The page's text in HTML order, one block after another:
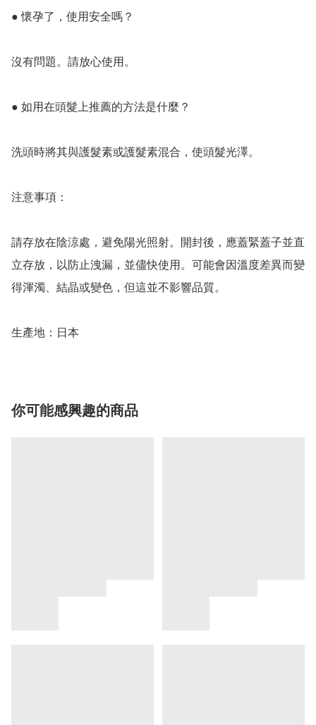
● 懷孕了，使用安全嗎？
沒有問題。請放心使用。
● 如用在頭髮上推薦的方法是什麼？
洗頭時將其與護髮素或護髮素混合，使頭髮光澤。
注意事項：
請存放在陰涼處，避免陽光照射。開封後，應蓋緊蓋子並直
立存放，以防止洩漏，並儘快使用。可能會因溫度差異而變
得渾濁、結晶或變色，但這並不影響品質。
生產地：日本
你可能感興趣的商品